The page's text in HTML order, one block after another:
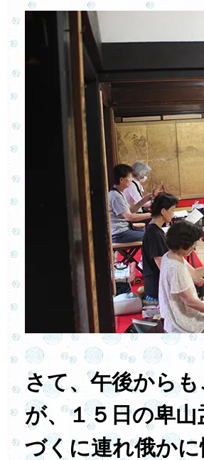
さて、午後から
が、１５日の卑
づくに連れ俄か